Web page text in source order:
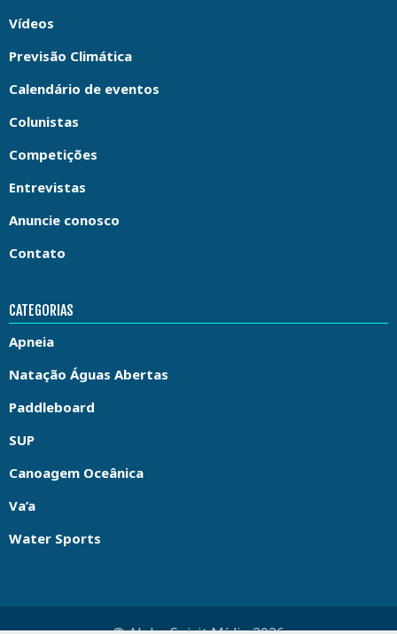
Vídeos
Previsão Climática
Calendário de eventos
Colunistas
Competições
Entrevistas
Anuncie conosco
Contato
CATEGORIAS
Apneia
Natação Águas Abertas
Paddleboard
SUP
Canoagem Oceânica
Va’a
Water Sports